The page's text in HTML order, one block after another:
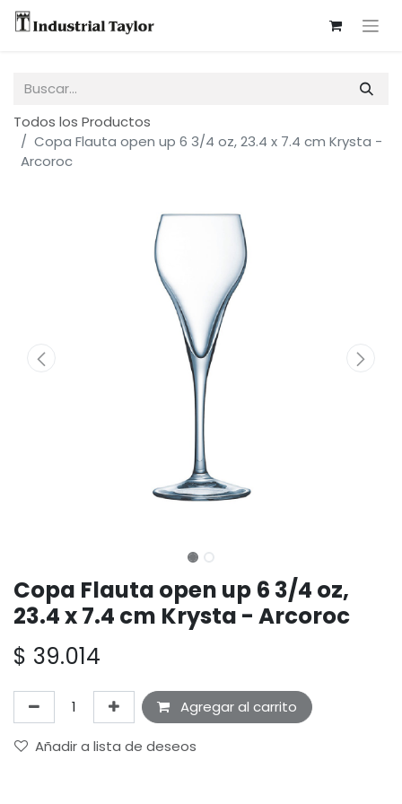
Todos los Productos
Copa Flauta open up 6 3/4 oz, 23.4 x 7.4 cm Krysta -
Arcoroc
Copa Flauta open up 6 3/4 oz,
23.4 x 7.4 cm Krysta - Arcoroc
$ 39.014
Agregar al carrito
Añadir a lista de deseos